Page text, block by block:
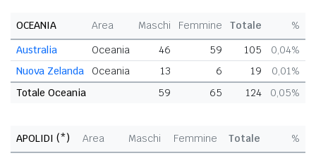
OCEANIA Area Maschi Femmine Totale
%
Australia
Oceania 46 59 105
0,04%
Nuova Zelanda
Oceania 13 6 19
0,01%
Totale Oceania
59 65 124 0,05%
APOLIDI (*) Area Maschi Femmine Totale
%